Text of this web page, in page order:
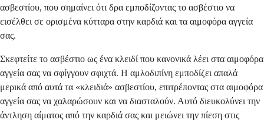
ασβεστίου, που σημαίνει ότι δρα εμποδίζοντας το ασβέστιο να
εισέλθει σε ορισμένα κύτταρα στην καρδιά και τα αιμοφόρα αγγεία
σας.
Σκεφτείτε το ασβέστιο ως ένα κλειδί που κανονικά λέει στα αιμοφόρα
αγγεία σας να σφίγγουν σφιχτά. Η αμλοδιπίνη εμποδίζει απαλά
μερικά από αυτά τα «κλειδιά» ασβεστίου, επιτρέποντας στα αιμοφόρα
αγγεία σας να χαλαρώσουν και να διασταλούν. Αυτό διευκολύνει την
άντληση αίματος από την καρδιά σας και μειώνει την πίεση στις